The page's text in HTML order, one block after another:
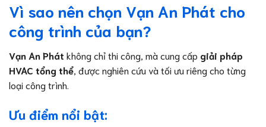
Vì sao nên chọn Vạn An Phát cho
công trình của bạn?
Vạn An Phát không chỉ thi công, mà cung cấp giải pháp
HVAC tổng thể , được nghiên cứu và tối ưu riêng cho từng
loại công trình.
Ưu điểm nổi bật: